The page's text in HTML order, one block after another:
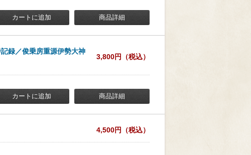
カートに追加 商品詳細
録／俊乗房重源伊勢大神
3,800円（税込）
カートに追加 商品詳細
4,500円（税込）